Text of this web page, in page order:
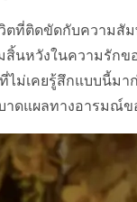
ที่ติดขัดกับความสัม
นหวังในความรักข
ไม่เคยรู้สึกแบบนี้ม
าดแผลทางอารมณ์